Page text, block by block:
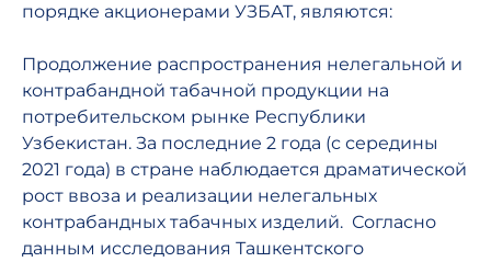
порядке акционерами УЗБАТ, являются:
Продолжение распространения нелегальной и
контрабандной табачной продукции на
потребительском рынке Республики
Узбекистан. За последние 2 года (с середины
2021 года) в стране наблюдается драматической
рост ввоза и реализации нелегальных
контрабандных табачных изделий. Согласно
данным исследования Ташкентского